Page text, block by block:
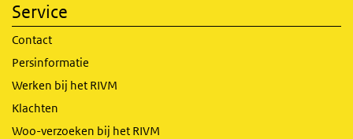
Service
Contact
Persinformatie
Werken bij het RIVM
Klachten
Woo-verzoeken bij het RIVM